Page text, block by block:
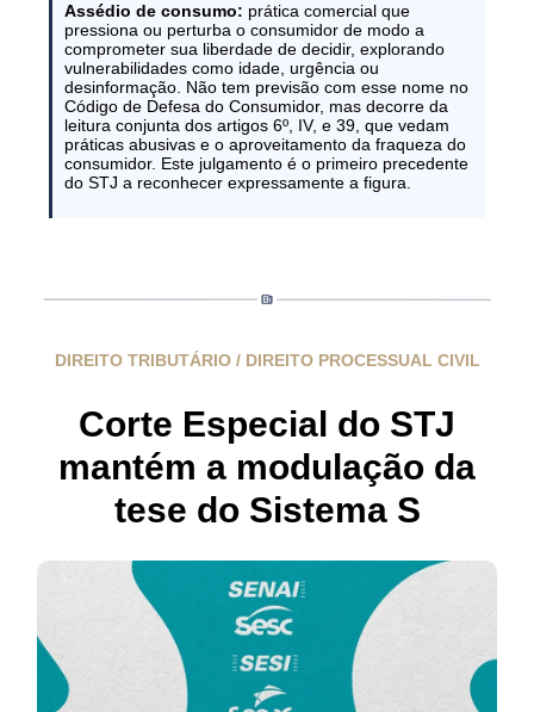
Assédio de consumo: prática comercial que
pressiona ou perturba o consumidor de modo a
comprometer sua liberdade de decidir, explorando
vulnerabilidades como idade, urgência ou
desinformação. Não tem previsão com esse nome no
Código de Defesa do Consumidor, mas decorre da
leitura conjunta dos artigos 6º, IV, e 39, que vedam
práticas abusivas e o aproveitamento da fraqueza do
consumidor. Este julgamento é o primeiro precedente
do STJ a reconhecer expressamente a figura.
DIREITO TRIBUTÁRIO / DIREITO PROCESSUAL CIVIL
Corte Especial do STJ
mantém a modulação da
tese do Sistema S